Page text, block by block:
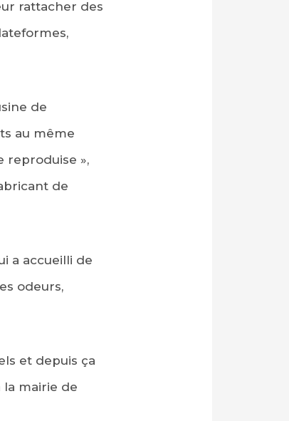
rattacher des
de
au même
reproduise »,
de
a accueilli de
odeurs,
et depuis ça
la mairie de